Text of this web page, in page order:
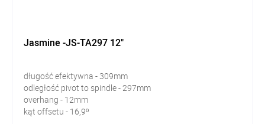
Jasmine -JS-TA297 12"
długość efektywna - 309mm
odległość pivot to spindle - 297mm
overhang - 12mm
kąt offsetu - 16,9º